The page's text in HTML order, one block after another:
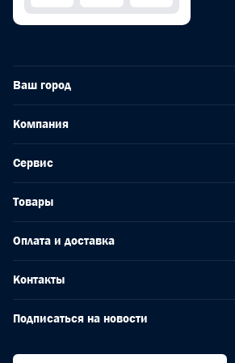
Ваш город
Компания
Сервис
Товары
Оплата и доставка
Контакты
Подписаться на новости